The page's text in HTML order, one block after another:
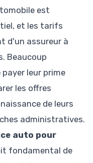
est
et les tarifs
d'un assureur à
Beaucoup
leur prime
les offres
de leurs
administratives.
auto pour
fondamental de